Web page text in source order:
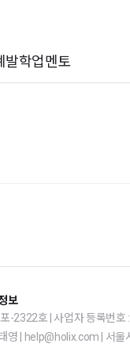
발학업멘토
보
-2322호 | 사업자 등록번
영 | help@holix.com | 서